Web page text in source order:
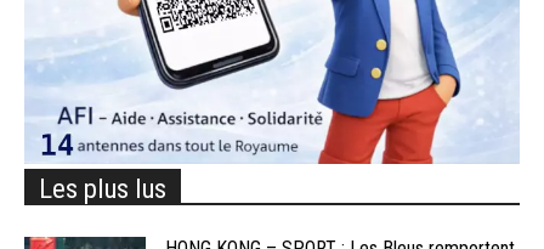
Les plus lus